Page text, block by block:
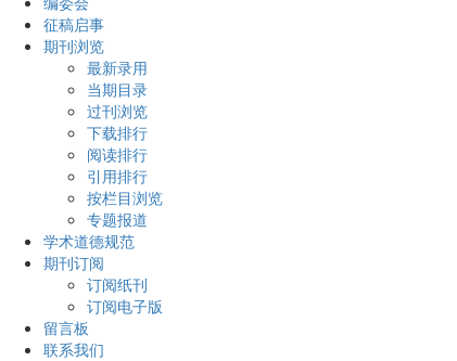
征稿启事
期刊浏览
最新录用
当期目录
过刊浏览
下载排行
阅读排行
引用排行
按栏目浏览
专题报道
学术道德规范
期刊订阅
订阅纸刊
订阅电子版
留言板
联系我们